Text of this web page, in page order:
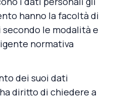
hanno la facoltà di
le modalità e
normativa
dei suoi dati
diritto di chiedere a